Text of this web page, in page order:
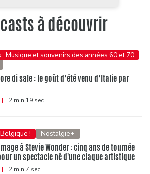
à découvrir
: Musique et souvenirs des années 60 et 70
di sale : le goût d’été venu d’Italie par
| 2 min 19 sec
! Nostalgie+
à Stevie Wonder : cinq ans de tournée
un spectacle né d'une claque artistique
| 2 min 7 sec